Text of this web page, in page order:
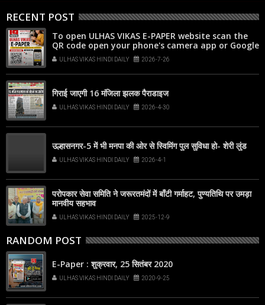
RECENT POST
To open ULHAS VIKAS E-PAPER website scan the
QR code open your phone's camera app or Google
Lens, point it at the code, and tap the web link
popup that appears on your screen
ULHAS VIKAS HINDI DAILY 2026-7-26
गिराई जाएगी 16 मंजिला झलक पैराडाइज
ULHAS VIKAS HINDI DAILY 2026-4-30
उल्हासनगर-5 में भी मनपा की ओर से स्विमिंग पुल सुविधा हो- शेरी लुंड
ULHAS VIKAS HINDI DAILY 2026-4-1
परोपकार सेवा समिति ने जरूरतमंदों में बाँटी गर्माहट, पुण्यतिथि पर उमड़ा
मानवीय सहभाव
ULHAS VIKAS HINDI DAILY 2025-12-9
RANDOM POST
E-Paper : शुक्रवार, 25 सितंबर 2020
ULHAS VIKAS HINDI DAILY 2020-9-25